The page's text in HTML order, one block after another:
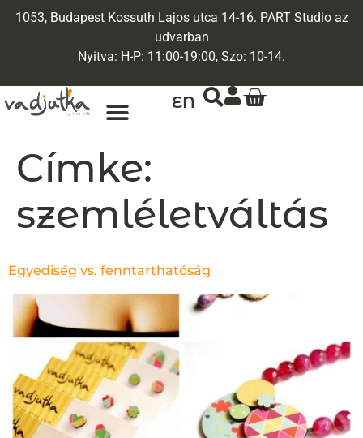
1053, Budapest Kossuth Lajos utca 14-16. PART Studio az
udvarban
Nyitva: H-P: 11:00-19:00, Szo: 10-14.
EN
Címke:
szemléletváltás
Egyediség vs. fenntarthatóság